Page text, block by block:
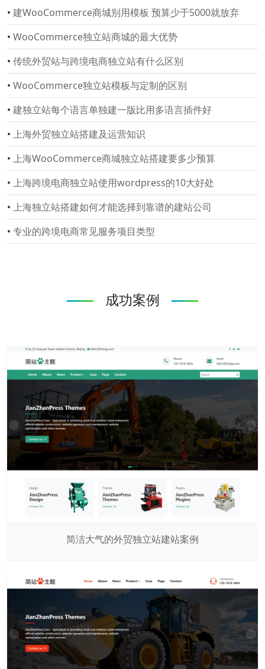
• 建WooCommerce商城别用模板 预算少于5000就放弃
• WooCommerce独立站商城的最大优势
• 传统外贸站与跨境电商独立站有什么区别
• WooCommerce独立站模板与定制的区别
• 建独立站每个语言单独建一版比用多语言插件好
• 上海外贸独立站搭建及运营知识
• 上海WooCommerce商城独立站搭建要多少预算
• 上海跨境电商独立站使用wordpress的10大好处
• 上海独立站搭建如何才能选择到靠谱的建站公司
• 专业的跨境电商常见服务项目类型
成功案例
简洁大气的外贸独立站建站案例